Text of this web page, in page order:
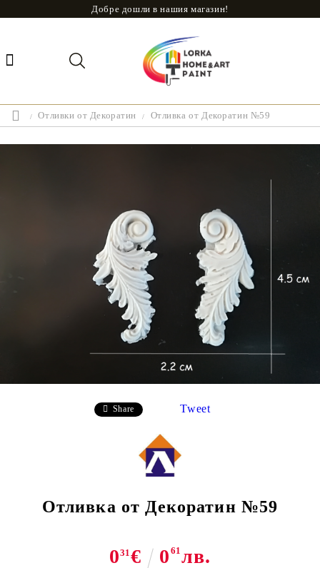
Добре дошли в нашия магазин!
Отливки от Декоратин Отливка от Декоратин №59
Share Tweet
Отливка от Декоратин №59
031 € 0 61 лв.